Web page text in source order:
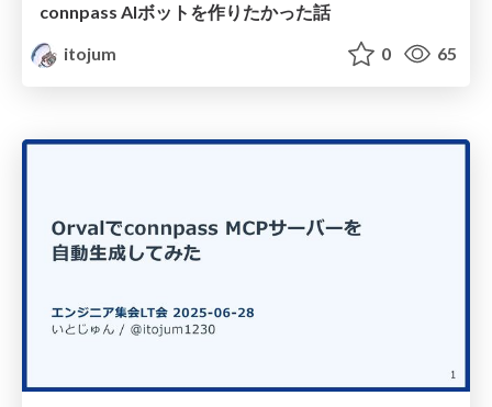
connpass AIボットを作りたかった話
itojum
0 65